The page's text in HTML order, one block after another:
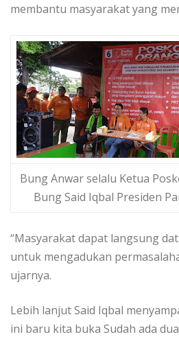
membantu masyarakat yang
Bung Anwar selalu Ketua
Bung Said Iqbal Presiden
“Masyarakat dapat langsung
untuk mengadukan
ujarnya.
Lebih lanjut Said Iqbal
ini baru kita buka Sudah ada